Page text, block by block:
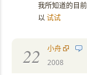
我所知道的目
以试试
22
小舟
2008